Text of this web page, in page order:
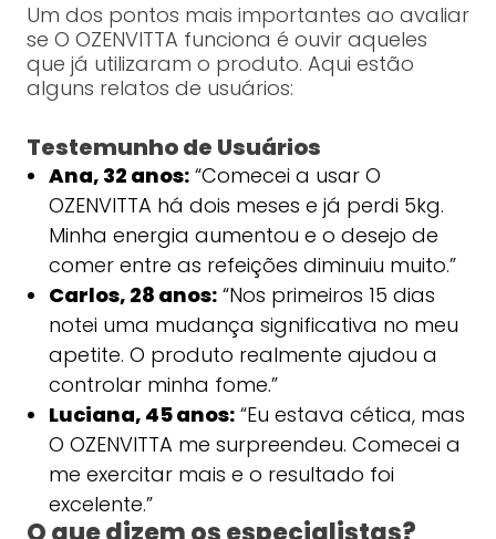
Um dos pontos mais importantes ao avaliar
se O OZENVITTA funciona é ouvir aqueles
que já utilizaram o produto. Aqui estão
alguns relatos de usuários:
Testemunho de Usuários
Ana, 32 anos:“Comecei a usar O
OZENVITTA há dois meses e já perdi 5kg.
Minha energia aumentou e o desejo de
comer entre as refeições diminuiu muito.”
Carlos, 28 anos:“Nos primeiros 15 dias
notei uma mudança significativa no meu
apetite. O produto realmente ajudou a
controlar minha fome.”
Luciana, 45 anos:“Eu estava cética, mas
O OZENVITTA me surpreendeu. Comecei a
me exercitar mais e o resultado foi
excelente.”